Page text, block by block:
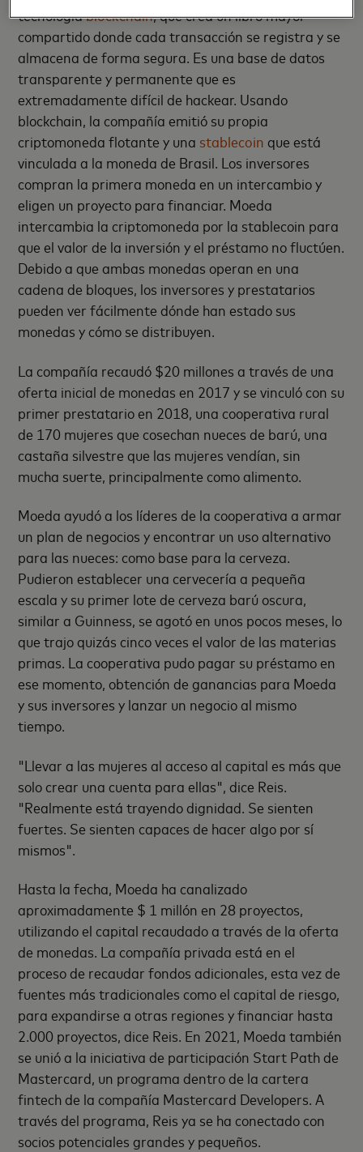
tecnologíablockchain, que crea un libro mayor
compartido donde cada transacción se registra y se
almacena de forma segura. Es una base de datos
transparente y permanente que es
extremadamente difícil de hackear. Usando
blockchain, la compañía emitió su propia
criptomoneda flotante y una stablecoin que está
vinculada a la moneda de Brasil. Los inversores
compran la primera moneda en un intercambio y
eligen un proyecto para financiar. Moeda
intercambia la criptomoneda por la stablecoin para
que el valor de la inversión y el préstamo no fluctúen.
Debido a que ambas monedas operan en una
cadena de bloques, los inversores y prestatarios
pueden ver fácilmente dónde han estado sus
monedas y cómo se distribuyen.
La compañía recaudó $20 millones a través de una
oferta inicial de monedas en 2017 y se vinculó con su
primer prestatario en 2018, una cooperativa rural
de 170 mujeres que cosechan nueces de barú, una
castaña silvestre que las mujeres vendían, sin
mucha suerte, principalmente como alimento.
Moeda ayudó a los líderes de la cooperativa a armar
un plan de negocios y encontrar un uso alternativo
para las nueces: como base para la cerveza.
Pudieron establecer una cervecería a pequeña
escala y su primer lote de cerveza barú oscura,
similar a Guinness, se agotó en unos pocos meses, lo
que trajo quizás cinco veces el valor de las materias
primas. La cooperativa pudo pagar su préstamo en
ese momento, obtención de ganancias para Moeda
y sus inversores y lanzar un negocio al mismo
tiempo.
"Llevar a las mujeres al acceso al capital es más que
solo crear una cuenta para ellas", dice Reis.
"Realmente está trayendo dignidad. Se sienten
fuertes. Se sienten capaces de hacer algo por sí
mismos".
Hasta la fecha, Moeda ha canalizado
aproximadamente $ 1 millón en 28 proyectos,
utilizando el capital recaudado a través de la oferta
de monedas. La compañía privada está en el
proceso de recaudar fondos adicionales, esta vez de
fuentes más tradicionales como el capital de riesgo,
para expandirse a otras regiones y financiar hasta
2.000 proyectos, dice Reis. En 2021, Moeda también
se unió a la iniciativa de participación Start Path de
Mastercard, un programa dentro de la cartera
fintech de la compañía Mastercard Developers. A
través del programa, Reis ya se ha conectado con
socios potenciales grandes y pequeños.